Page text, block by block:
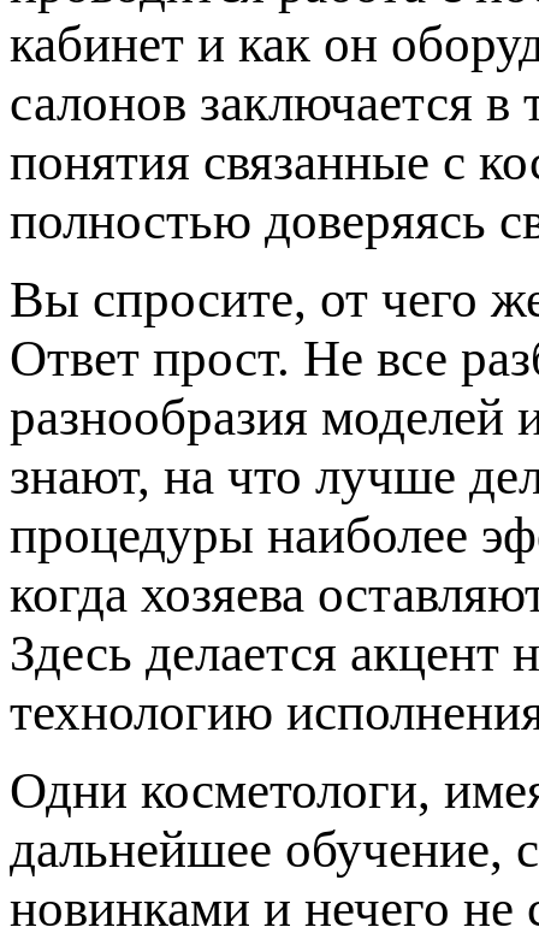
кабинет и как он
салонов заключается
понятия связанные с
полностью доверяясь
Вы спросите, от чего
Ответ прост. Не все
разнообразия моделей
знают, на что лучше
процедуры наиболее
когда хозяева
Здесь делается акцент
технологию
Одни косметологи,
дальнейшее обучение,
новинками и нечего